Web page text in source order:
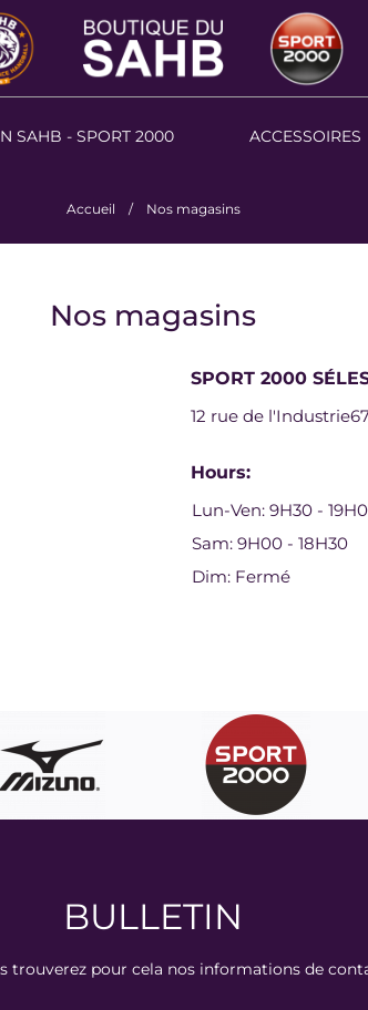
SAHB - SPORT 2000 ACCESSOIRES
Accueil Nos magasins
Nos magasins
SPORT 2000
12 rue de l'Industrie
Hours:
Lun-Ven: 9H30 -
Sam: 9H00 - 18H30
Dim: Fermé
BULLETIN
trouverez pour cela nos informations de